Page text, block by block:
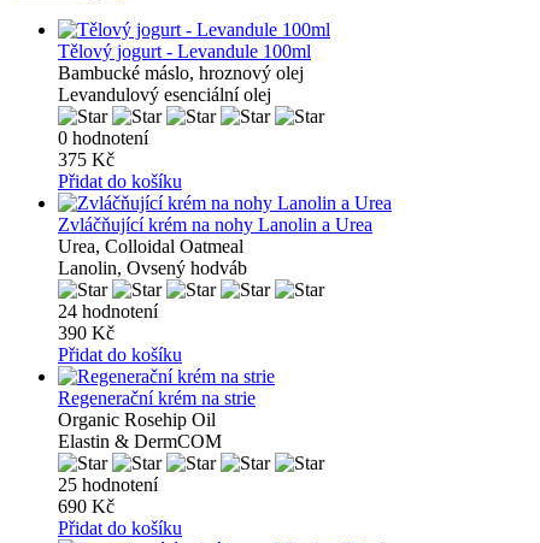
Tělový jogurt - Levandule 100ml
Bambucké máslo, hroznový olej
Levandulový esenciální olej
0 hodnotení
375 Kč
Přidat do košíku
Zvláčňující krém na nohy Lanolin a Urea
Urea, Colloidal Oatmeal
Lanolin, Ovsený hodváb
24 hodnotení
390 Kč
Přidat do košíku
Regenerační krém na strie
Organic Rosehip Oil
Elastin & DermCOM
25 hodnotení
690 Kč
Přidat do košíku